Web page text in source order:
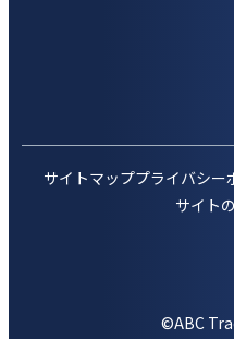
サイトマッププライバシー
サイト
©ABC